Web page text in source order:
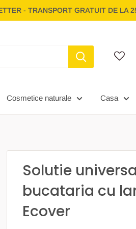
- TRANSPORT GRATUIT DE LA
Cosmetice naturale Casa
Solutie
bucataria cu
Ecover